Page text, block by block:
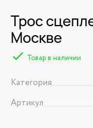
Трос
Москве
Товар в наличии
Категория
Артикул